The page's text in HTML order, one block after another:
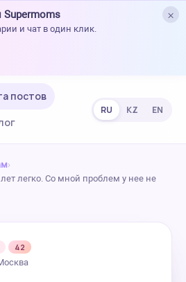
×
и чат в один клик.
постов
RU KZ EN
›
легко. Со мной проблем у нее не
42